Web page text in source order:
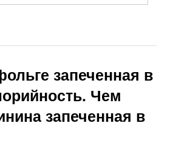
запеченная в
Чем
запеченная в